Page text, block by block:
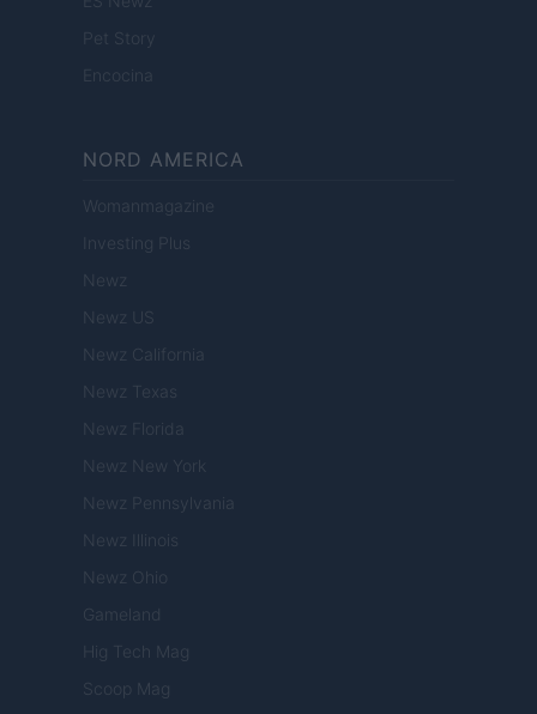
Pet Story
Encocina
NORD AMERICA
Womanmagazine
Investing Plus
Newz
Newz US
Newz California
Newz Texas
Newz Florida
Newz New York
Newz Pennsylvania
Newz Illinois
Newz Ohio
Gameland
Hig Tech Mag
Scoop Mag